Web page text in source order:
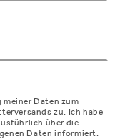
Daten zum
zu. Ich habe
über die
Daten informiert.